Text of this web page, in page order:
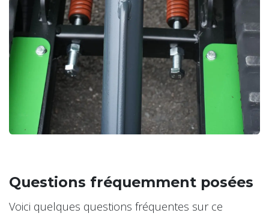
Questions fréquemment posées
Voici quelques questions fréquentes sur ce